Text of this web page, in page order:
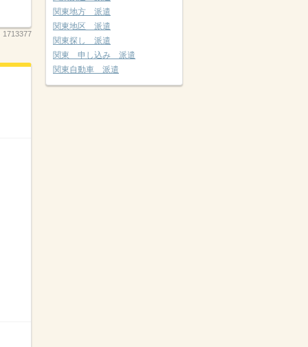
1713377
関東地方 派遣
関東地区 派遣
関東探し 派遣
関東 申し込み 派遣
関東自動車 派遣